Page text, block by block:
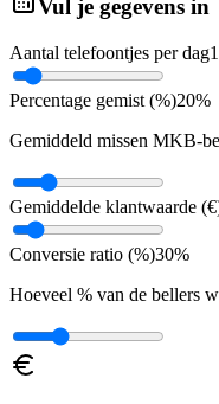
Vul je gegevens in
Aantal telefoontjes per dag
Percentage gemist (%)20%
Gemiddeld missen MKB-
Gemiddelde klantwaarde
Conversie ratio (%)30%
Hoeveel % van de bellers